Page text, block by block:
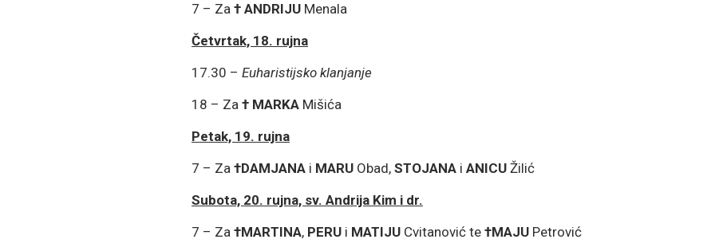
7 – Za † ANDRIJU Menala
Četvrtak, 18. rujna
17.30 – Euharistijsko klanjanje
18 – Za † MARKA Mišića
Petak, 19. rujna
7 – Za †DAMJANA i MARU Obad, STOJANA i ANICU Žilić
Subota, 20. rujna, sv. Andrija Kim i dr.
7 – Za †MARTINA, PERU i MATIJU Cvitanović te †MAJU Petrović